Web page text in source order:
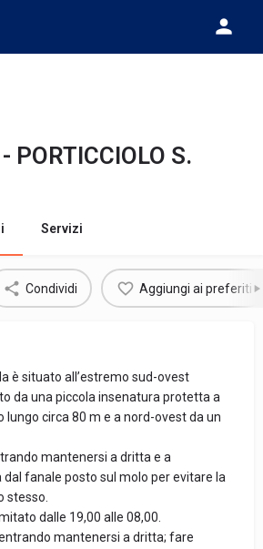
PORTICCIOLO S.
Servizi
Condividi Aggiungi ai preferiti
è situato all’estremo sud-ovest
da una piccola insenatura protetta a
circa 80 m e a nord-ovest da un
mantenersi a dritta e a
fanale posto sul molo per evitare la
stesso.
dalle 19,00 alle 08,00.
mantenersi a dritta; fare